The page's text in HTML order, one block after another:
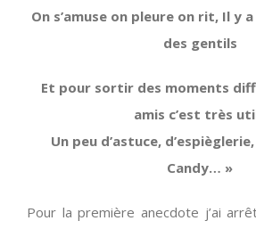
On s’amuse on pleure on rit, Il y
des gentils
Et pour sortir des moments
amis c’est très
Un peu d’astuce,
Candy… »
Pour la première anecdote j’ai